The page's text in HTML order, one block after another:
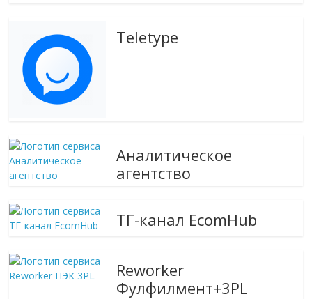
Teletype
Аналитическое
агентство
ТГ-канал EcomHub
Reworker
Фулфилмент+3PL